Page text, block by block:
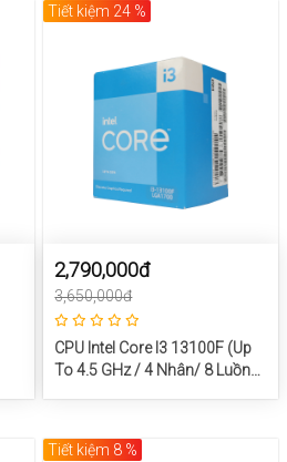
Tiết kiệm 24 %
2,790,000đ
3,650,000đ
CPU Intel Core I3 13100F (Up
To 4.5 GHz / 4 Nhân/ 8 Luồng/
Tiết kiệm 8 %